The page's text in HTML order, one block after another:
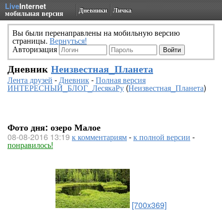
LiveInternet
мобильная версия Дневники Личка
Вы были перенаправлены на мобильную версию
страницы. Вернуться!
Авторизация
Дневник Неизвестная_Планета
Лента друзей -Дневник-Полная версия
ИНТЕРЕСНЫЙ_БЛОГ_ЛесякаРу(Неизвестная_Планета)
Фото дня: озеро Малое
08-08-2016 13:19 к комментариям-к полной версии -
понравилось!
[700x369]